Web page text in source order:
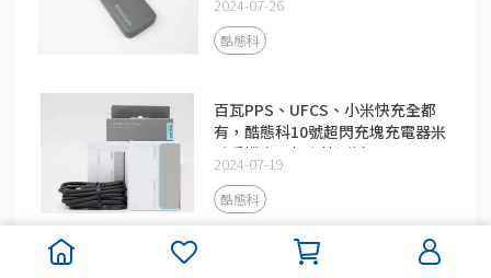
2024-07-26
酷態科
百瓦PPS、UFCS、小米快充全都
有，酷態科10號超閃充塊充電器米
系手機充電相容性測試
2024-07-19
酷態科
米系用戶首選，酷態科140W充電